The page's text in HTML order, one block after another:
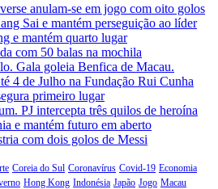
anulam-se em jogo com oito golos
Sai e mantém perseguição ao líder
e mantém quarto lugar
com 50 balas na mochila
Gala goleia Benfica de Macau.
4 de Julho na Fundação Rui Cunha
primeiro lugar
PJ intercepta três quilos de heroína
e mantém futuro em aberto
com dois golos de Messi
Coreia do Sul Coronavírus Covid-19 Economia
Hong Kong Indonésia Japão Jogo Macau